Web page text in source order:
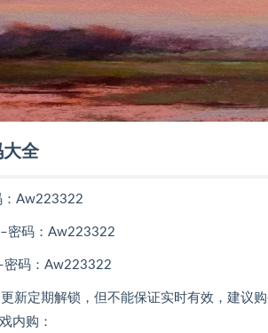
全
Aw223322
密码：Aw223322
码：Aw223322
新定期解锁，但不能保证实时有效，建议
内购：